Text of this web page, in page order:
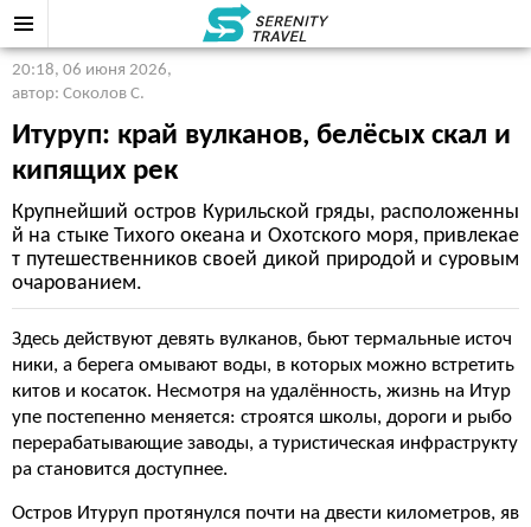
20:18, 06 июня 2026,
автор: Соколов С.
Итуруп: край вулканов, белёсых скал и
кипящих рек
Крупнейший остров Курильской гряды, расположенны
й на стыке Тихого океана и Охотского моря, привлекае
т путешественников своей дикой природой и суровым
очарованием.
Здесь действуют девять вулканов, бьют термальные источ
ники, а берега омывают воды, в которых можно встретить
китов и косаток. Несмотря на удалённость, жизнь на Итур
упе постепенно меняется: строятся школы, дороги и рыбо
перерабатывающие заводы, а туристическая инфраструкту
ра становится доступнее.
Остров Итуруп протянулся почти на двести километров, яв